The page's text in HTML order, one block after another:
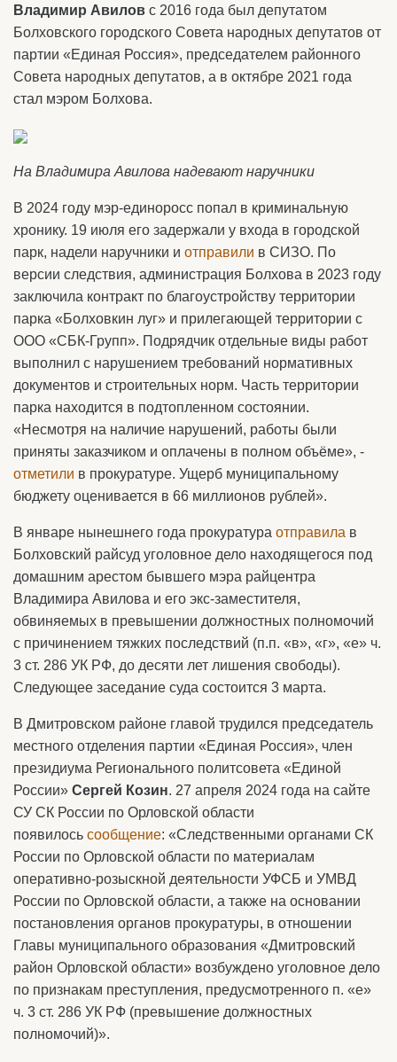
Владимир Авилов с 2016 года был депутатом
Болховского городского Совета народных депутатов от
партии «Единая Россия», председателем районного
Совета народных депутатов, а в октябре 2021 года
стал мэром Болхова.
На Владимира Авилова надевают наручники
В 2024 году мэр-единоросс попал в криминальную
хронику. 19 июля его задержали у входа в городской
парк, надели наручники и отправили в СИЗО. По
версии следствия, администрация Болхова в 2023 году
заключила контракт по благоустройству территории
парка «Болховкин луг» и прилегающей территории с
ООО «СБК-Групп». Подрядчик отдельные виды работ
выполнил с нарушением требований нормативных
документов и строительных норм. Часть территории
парка находится в подтопленном состоянии.
«Несмотря на наличие нарушений, работы были
приняты заказчиком и оплачены в полном объёме», -
отметили в прокуратуре. Ущерб муниципальному
бюджету оценивается в 66 миллионов рублей».
В январе нынешнего года прокуратура отправила в
Болховский райсуд уголовное дело находящегося под
домашним арестом бывшего мэра райцентра
Владимира Авилова и его экс-заместителя,
обвиняемых в превышении должностных полномочий
с причинением тяжких последствий (п.п. «в», «г», «е» ч.
3 ст. 286 УК РФ, до десяти лет лишения свободы).
Следующее заседание суда состоится 3 марта.
В Дмитровском районе главой трудился председатель
местного отделения партии «Единая Россия», член
президиума Регионального политсовета «Единой
России» Сергей Козин. 27 апреля 2024 года на сайте
СУ СК России по Орловской области
появилось сообщение: «Следственными органами СК
России по Орловской области по материалам
оперативно-розыскной деятельности УФСБ и УМВД
России по Орловской области, а также на основании
постановления органов прокуратуры, в отношении
Главы муниципального образования «Дмитровский
район Орловской области» возбуждено уголовное дело
по признакам преступления, предусмотренного п. «е»
ч. 3 ст. 286 УК РФ (превышение должностных
полномочий)».